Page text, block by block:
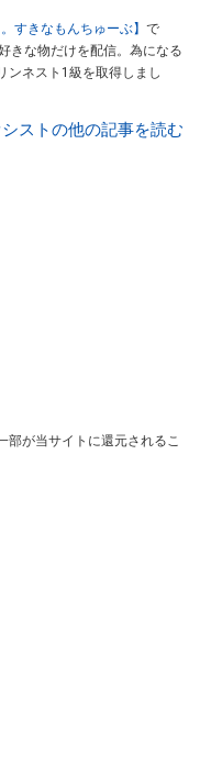
。すきなもんちゅーぶ】 で
きな物だけを配信。為になる
ンネスト1級を取得しまし
ストの他の記事を読む
部が当サイトに還元されるこ